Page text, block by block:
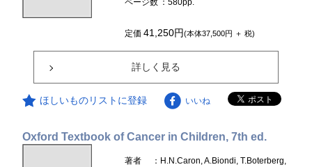
ページ数 ：580pp.
定価41,250円(本体37,500円 ＋ 税)
詳しく見る
ほしいものリストに登録 いいね
Oxford Textbook of Cancer in Children, 7th ed.
著者
：H.N.Caron, A.Biondi, T.Boterberg,